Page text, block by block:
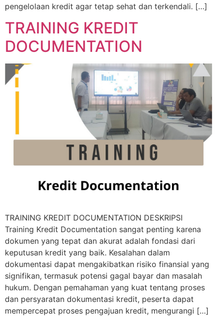
pengelolaan kredit agar tetap sehat dan terkendali. […]
TRAINING KREDIT
DOCUMENTATION
TRAINING KREDIT DOCUMENTATION DESKRIPSI
Training Kredit Documentation sangat penting karena
dokumen yang tepat dan akurat adalah fondasi dari
keputusan kredit yang baik. Kesalahan dalam
dokumentasi dapat mengakibatkan risiko finansial yang
signifikan, termasuk potensi gagal bayar dan masalah
hukum. Dengan pemahaman yang kuat tentang proses
dan persyaratan dokumentasi kredit, peserta dapat
mempercepat proses pengajuan kredit, mengurangi […]